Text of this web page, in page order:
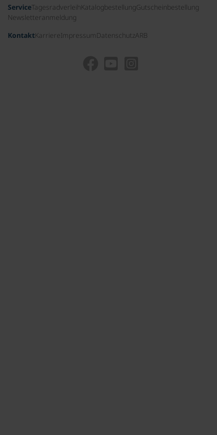
ServiceTagesradverleihKatalogbestellungGutscheinbestellung
Newsletteranmeldung
KontaktKarriereImpressum DatenschutzARB